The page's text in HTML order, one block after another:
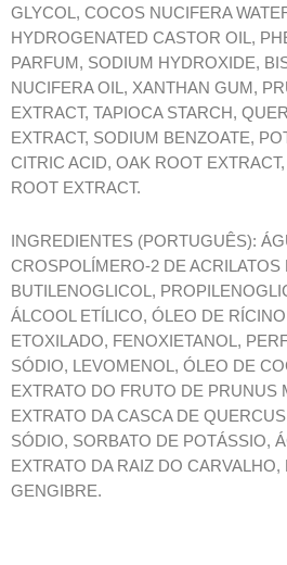
GLYCOL, COCOS NUCIFERA
HYDROGENATED CASTOR OIL,
PARFUM, SODIUM HYDROXIDE,
NUCIFERA OIL, XANTHAN GUM,
EXTRACT, TAPIOCA STARCH,
EXTRACT, SODIUM BENZOATE,
CITRIC ACID, OAK ROOT
ROOT EXTRACT.
INGREDIENTES (PORTUGUÊS):
CROSPOLÍMERO-2 DE ACRILATOS
BUTILENOGLICOL,
ÁLCOOL ETÍLICO, ÓLEO DE
ETOXILADO, FENOXIETANOL,
SÓDIO, LEVOMENOL, ÓLEO DE
EXTRATO DO FRUTO DE PRUNUS
EXTRATO DA CASCA DE
SÓDIO, SORBATO DE POTÁSSIO,
EXTRATO DA RAIZ DO
GENGIBRE.